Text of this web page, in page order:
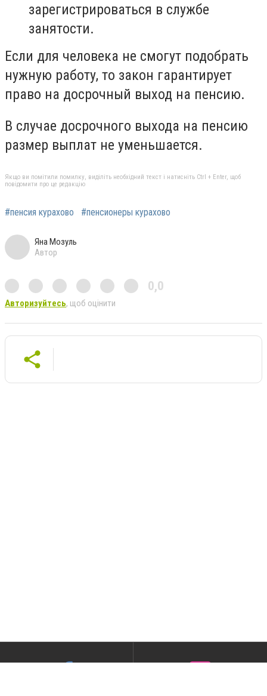
зарегистрироваться в службе
занятости.
Если для человека не смогут подобрать
нужную работу, то закон гарантирует
право на досрочный выход на пенсию.
В случае досрочного выхода на пенсию
размер выплат не уменьшается.
Якщо ви помітили помилку, виділіть необхідний текст і натисніть Ctrl + Enter, щоб
повідомити про це редакцію
#пенсия курахово #пенсионеры курахово
Яна Мозуль
Автор
0,0
Авторизуйтесь, щоб оцінити